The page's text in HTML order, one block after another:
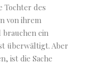
Tochter des
von ihrem
ein
überwältigt. Aber
ist die Sache